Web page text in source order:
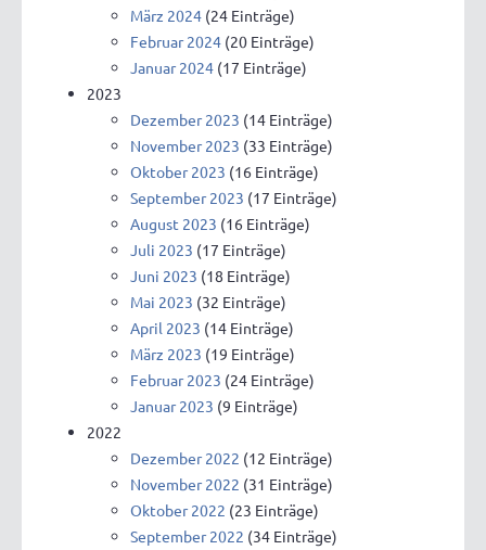
März 2024 (24 Einträge)
Februar 2024 (20 Einträge)
Januar 2024 (17 Einträge)
2023
Dezember 2023 (14 Einträge)
November 2023 (33 Einträge)
Oktober 2023 (16 Einträge)
September 2023 (17 Einträge)
August 2023 (16 Einträge)
Juli 2023 (17 Einträge)
Juni 2023 (18 Einträge)
Mai 2023 (32 Einträge)
April 2023 (14 Einträge)
März 2023 (19 Einträge)
Februar 2023 (24 Einträge)
Januar 2023 (9 Einträge)
2022
Dezember 2022 (12 Einträge)
November 2022 (31 Einträge)
Oktober 2022 (23 Einträge)
September 2022 (34 Einträge)